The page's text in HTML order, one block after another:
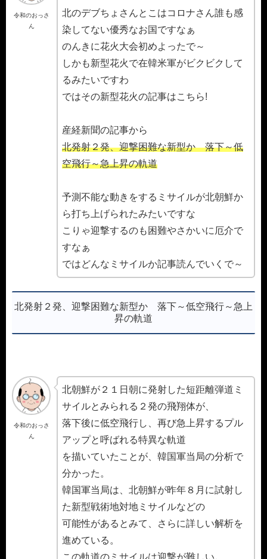
令和のおっさ
ん
北のデブちょさんとこはコロナさん誰も感
染してない優秀なお国ですなぁ
のんきに花火大会初めよったで～
しかも新型花火で在韓米軍がビクビクして
るみたいですわ
ではその新型花火の記事はこちら!
産経新聞の記事から
北発射２発、迎撃困難な新型か 落下～低
空飛行～急上昇の軌道
予測不能な動きをするミサイルが北朝鮮か
ら打ち上げられたみたいですな
こりゃ迎撃するのも困難やさかいに厄介で
すなぁ
ではどんなミサイルか記事読んでいくで～
北発射２発、迎撃困難な新型か 落下～低空飛行～急上
昇の軌道
令和のおっさ
ん
北朝鮮が２１日朝に発射した短距離弾道ミ
サイルとみられる２発の飛翔体が、
落下後に低空飛行し、再び急上昇するプル
アップと呼ばれる特異な軌道
を描いていたことが、韓国軍当局の分析で
分かった。
韓国軍当局は、北朝鮮が昨年８月に試射し
た新型戦術地対地ミサイルなどの
可能性があるとみて、さらに詳しい解析を
進めている。
この軌道のミサイルは迎撃が難しい。